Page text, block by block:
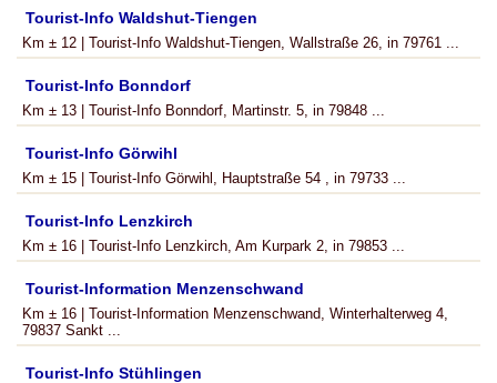
Tourist-Info Waldshut-Tiengen
Km ± 12 | Tourist-Info Waldshut-Tiengen, Wallstraße 26, in 79761 ...
Tourist-Info Bonndorf
Km ± 13 | Tourist-Info Bonndorf, Martinstr. 5, in 79848 ...
Tourist-Info Görwihl
Km ± 15 | Tourist-Info Görwihl, Hauptstraße 54 , in 79733 ...
Tourist-Info Lenzkirch
Km ± 16 | Tourist-Info Lenzkirch, Am Kurpark 2, in 79853 ...
Tourist-Information Menzenschwand
Km ± 16 | Tourist-Information Menzenschwand, Winterhalterweg 4,
79837 Sankt ...
Tourist-Info Stühlingen